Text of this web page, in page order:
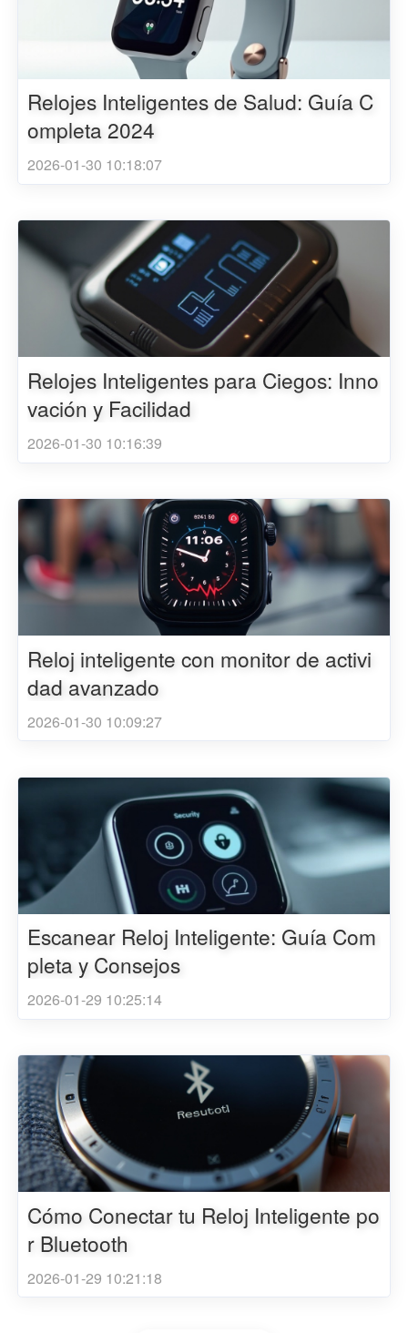
Relojes Inteligentes de Salud: Guía C
ompleta 2024
2026-01-30 10:18:07
Relojes Inteligentes para Ciegos: Inno
vación y Facilidad
2026-01-30 10:16:39
Reloj inteligente con monitor de activi
dad avanzado
2026-01-30 10:09:27
Escanear Reloj Inteligente: Guía Com
pleta y Consejos
2026-01-29 10:25:14
Cómo Conectar tu Reloj Inteligente po
r Bluetooth
2026-01-29 10:21:18